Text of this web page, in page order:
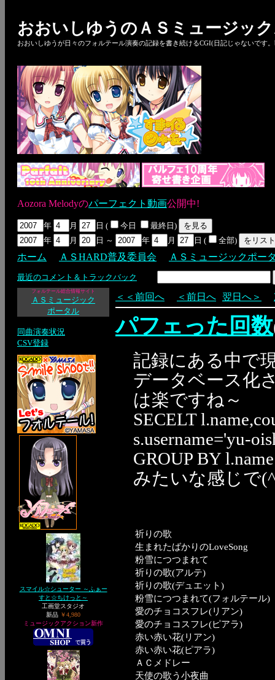
おおいしゆうのＡＳミュージッ
おおいしゆうが日々のフォルテール演奏の記録を書き続けるCGI(日記じゃないです
Aozora Melodyのパーフェクト動画公開中!
年 月 日 ( 今日
最終日)
年
月 日 ～ 年 月 日 ( 全部)
ホーム ＡＳHARD普及委員会 ＡＳミュージックポー
最近のコメント＆トラックバック
フォルテール総合情報サイト
ＡＳミュージック
ポータル
同曲演奏状況
CSV登録
スマイル☆シューター ～ふぁー
すと☆ちけっと～
工画堂スタジオ
新品 ￥4,980
ミュージックアクション新作
＜＜前回へ ＜前日へ 翌日へ＞
パフェった回数
記録にある中で
データベース化
は楽ですね～
SECELT
s.username='yu-
GROUP BY
みたいな感じで
祈りの歌
生まれたばかりのLoveSong
粉雪につつまれて
祈りの歌(アルテ)
祈りの歌(デュエット)
粉雪につつまれて(フォルテール)
愛のチョコスフレ(リアン)
愛のチョコスフレ(ピアラ)
赤い赤い花(リアン)
赤い赤い花(ピアラ)
ＡＣメドレー
天使の歌う小夜曲